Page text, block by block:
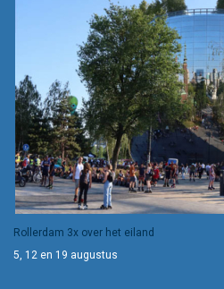
Rollerdam 3x over het eiland
5, 12 en 19 augustus